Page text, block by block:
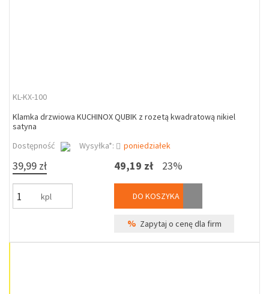
KL-KX-100
Klamka drzwiowa KUCHINOX QUBIK z rozetą kwadratową nikiel
satyna
Dostępność
Wysyłka*: poniedziałek
39,99 zł
kpl
49,19 zł 23%
DO KOSZYKA
% Zapytaj o cenę dla firm